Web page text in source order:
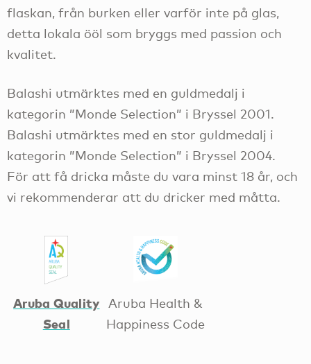
flaskan, från burken eller varför inte på glas,
detta lokala ööl som bryggs med passion och
kvalitet.
Balashi utmärktes med en guldmedalj i
kategorin ”Monde Selection” i Bryssel 2001.
Balashi utmärktes med en stor guldmedalj i
kategorin ”Monde Selection” i Bryssel 2004.
För att få dricka måste du vara minst 18 år, och
vi rekommenderar att du dricker med måtta.
Aruba Quality
Seal
Aruba Health &
Happiness Code